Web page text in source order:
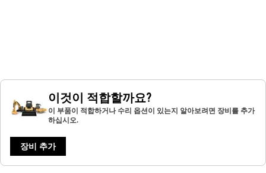
이것이 적합할까요?
이 부품이 적합하거나 수리 옵션이 있는지 알아보려면 장비를 추가
하십시오.
장비 추가